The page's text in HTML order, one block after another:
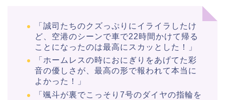
「誠司たちのクズっぷりにイライラしたけ
ど、空港のシーンで車で22時間かけて帰る
ことになったのは最高にスカッとした！」
「ホームレスの時におにぎりをあげてた彩
音の優しさが、最高の形で報われて本当に
よかった！」
「颯斗が裏でこっそり7号のダイヤの指輪を